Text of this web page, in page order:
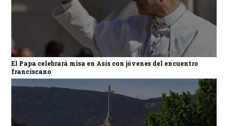
El Papa celebrará misa en Asís con jóvenes del encuentro
franciscano